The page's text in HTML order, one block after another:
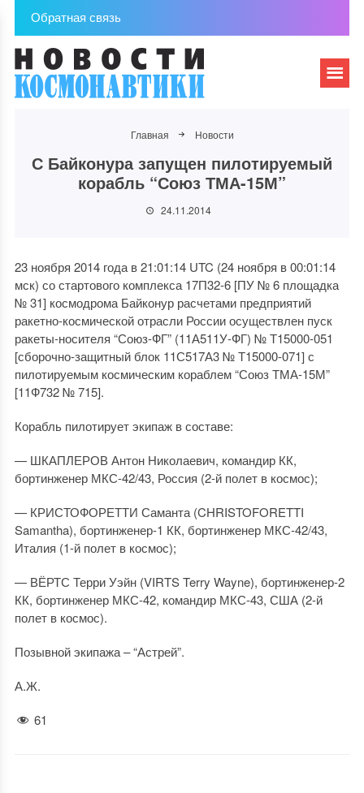
Обратная связь
Главная Новости
С Байконура запущен пилотируемый
корабль “Союз ТМА-15М”
24.11.2014
23 ноября 2014 года в 21:01:14 UTC (24 ноября в 00:01:14
мск) со стартового комплекса 17П32-6 [ПУ № 6 площадка
№ 31] космодрома Байконур расчетами предприятий
ракетно-космической отрасли России осуществлен пуск
ракеты-носителя “Союз-ФГ” (11А511У-ФГ) № Т15000-051
[сборочно-защитный блок 11С517А3 № Т15000-071] с
пилотируемым космическим кораблем “Союз ТМА-15М”
[11Ф732 № 715].
Корабль пилотирует экипаж в составе:
— ШКАПЛЕРОВ Антон Николаевич, командир КК,
бортинженер МКС-42/43, Россия (2-й полет в космос);
— КРИСТОФОРЕТТИ Саманта (CHRISTOFORETTI
Samantha), бортинженер-1 КК, бортинженер МКС-42/43,
Италия (1-й полет в космос);
— ВЁРТС Терри Уэйн (VIRTS Terry Wayne), бортинженер-2
КК, бортинженер МКС-42, командир МКС-43, США (2-й
полет в космос).
Позывной экипажа – “Астрей”.
А.Ж.
61